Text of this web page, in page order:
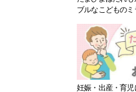
ブルなこどもの
妊娠・出産・育